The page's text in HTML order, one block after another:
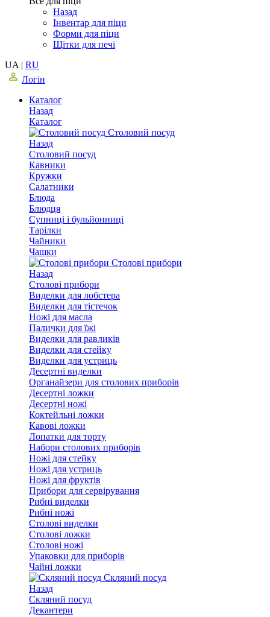
Назад
Інвентар для піци
Форми для піци
Щітки для печі
UA | RU
Логін
Каталог
Назад
Каталог
Столовий посуд
Назад
Столовий посуд
Кавники
Кружки
Салатники
Блюда
Блюдця
Супниці і бульйонниці
Тарілки
Чайники
Чашки
Столові прибори
Назад
Столові прибори
Виделки для лобстера
Виделки для тістечок
Ножі для масла
Палички для їжі
Виделки для равликів
Виделки для стейку
Виделки для устриць
Десертні виделки
Органайзери для столових приборів
Десертні ложки
Десертні ножі
Коктейльні ложки
Кавові ложки
Лопатки для торту
Набори столових приборів
Ножі для стейку
Ножі для устриць
Ножі для фруктів
Прибори для сервірування
Рибні виделки
Рибні ножі
Столові виделки
Столові ложки
Столові ножі
Упаковки для приборів
Чайні ложки
Скляний посуд
Назад
Скляний посуд
Декантери